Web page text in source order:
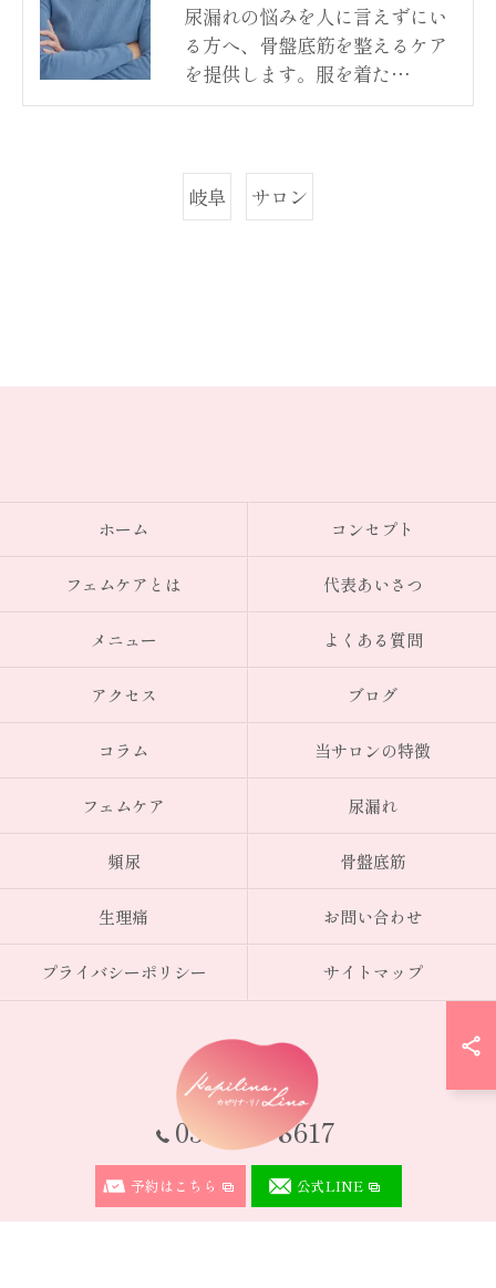
尿漏れの悩みを人に言えずにい
る方へ、骨盤底筋を整えるケア
を提供します。服を着た…
岐阜 サロン
0574-50-8617
予約はこちら 公式LINE
ホーム コンセプト
フェムケアとは 代表あいさつ
メニュー よくある質問
アクセス ブログ
コラム 当サロンの特徴
フェムケア 尿漏れ
頻尿 骨盤底筋
生理痛 お問い合わせ
プライバシーポリシー サイトマップ
© 2026 岐阜県可児市のサロンならKapilina.Lino ALL RIGHTS RESERVED.